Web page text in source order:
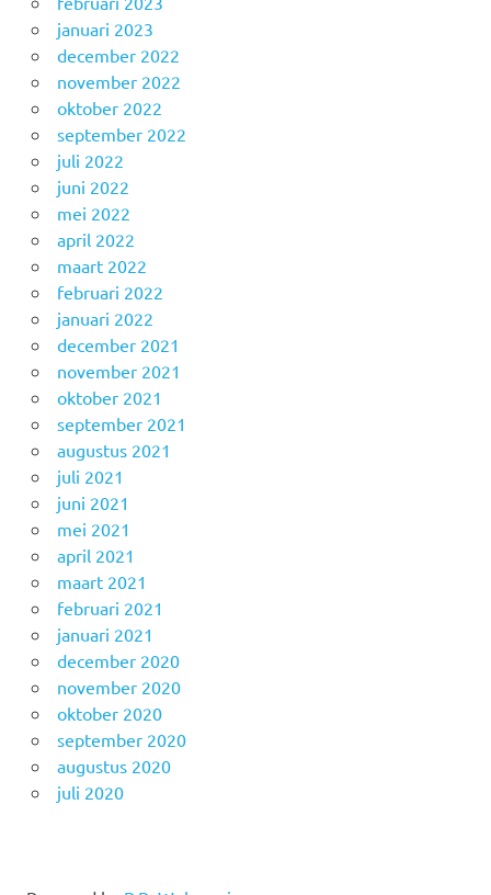
januari 2023
december 2022
november 2022
oktober 2022
september 2022
juli 2022
juni 2022
mei 2022
april 2022
maart 2022
februari 2022
januari 2022
december 2021
november 2021
oktober 2021
september 2021
augustus 2021
juli 2021
juni 2021
mei 2021
april 2021
maart 2021
februari 2021
januari 2021
december 2020
november 2020
oktober 2020
september 2020
augustus 2020
juli 2020